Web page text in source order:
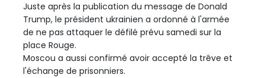
Juste après la publication du message de Donald
Trump, le président ukrainien a ordonné à l'armée
de ne pas attaquer le défilé prévu samedi sur la
place Rouge.
Moscou a aussi confirmé avoir accepté la trêve et
l'échange de prisonniers.